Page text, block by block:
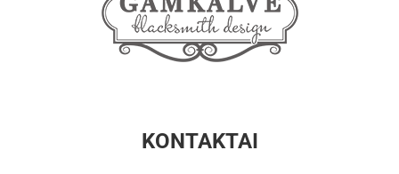
KONTAKTAI